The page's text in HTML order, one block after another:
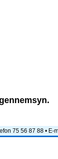
75 56 87 88 • E-